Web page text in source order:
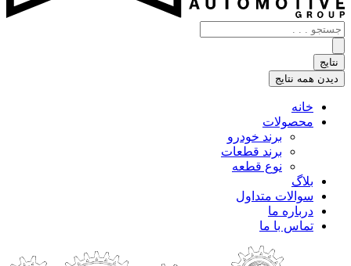
جستجو
.
.
.
نتایج
دیدن همه نتایج
خانه
محصولات
برند خودرو
برند قطعات
نوع قطعه
بلاگ
سوالات متداول
درباره ما
تماس با ما